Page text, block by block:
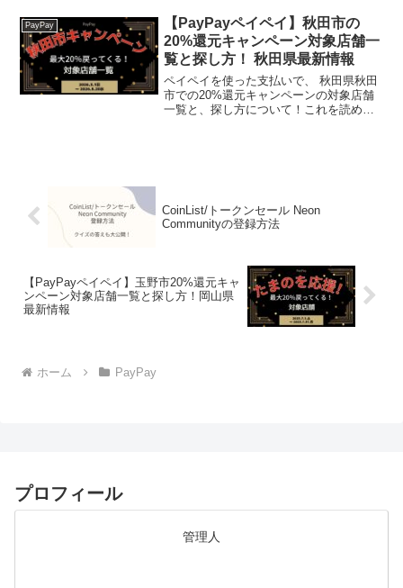
キャンペーン！」の、対象店舗と探し方
がわかります。(...
PayPay
【PayPayペイペイ】秋田市の
20%還元キャンペーン対象店舗一
覧と探し方！ 秋田県最新情報
ペイペイを使った支払いで、 秋田県秋田
市での20%還元キャンペーンの対象店舗
一覧と、探し方について！これを読め
CoinList/トークンセール Neon
Communityの登録方法
【PayPayペイペイ】玉野市20%還元キャ
ンペーン対象店舗一覧と探し方！岡山県
最新情報
ホーム PayPay
プロフィール
管理人